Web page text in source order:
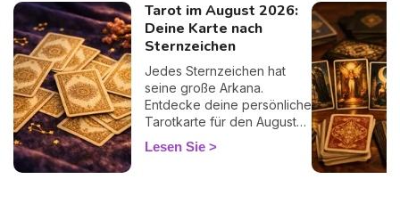
Tarot im August 2026:
Deine Karte nach
Sternzeichen
Jedes Sternzeichen hat
seine große Arkana.
Entdecke deine persönliche
Tarotkarte für den August
2026 und ihre Botschaft für
den Monat.
Lesen Sie